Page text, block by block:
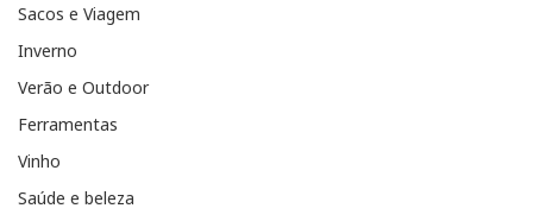
Sacos e Viagem
Inverno
Verão e Outdoor
Ferramentas
Vinho
Saúde e beleza